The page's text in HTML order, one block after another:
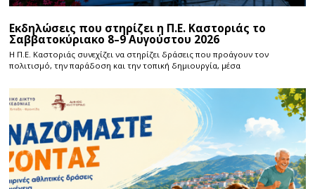
Εκδηλώσεις που στηρίζει η Π.Ε. Καστοριάς το
Σαββατοκύριακο 8–9 Αυγούστου 2026
Η Π.E. Καστοριάς συνεχίζει να στηρίζει δράσεις που προάγουν τον
πολιτισμό, την παράδοση και την τοπική δημιουργία, μέσα